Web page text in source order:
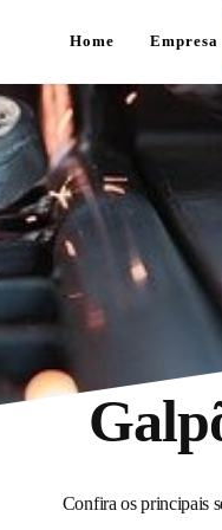
Home Empresa
Confira os principais